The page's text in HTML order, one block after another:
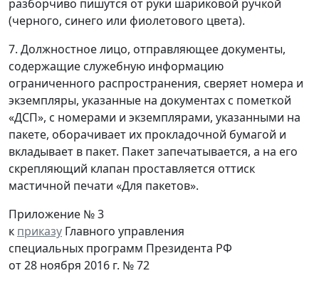
разборчиво пишутся от руки шариковой ручкой
(черного, синего или фиолетового цвета).
7. Должностное лицо, отправляющее документы,
содержащие служебную информацию
ограниченного распространения, сверяет номера и
экземпляры, указанные на документах с пометкой
«ДСП», с номерами и экземплярами, указанными на
пакете, оборачивает их прокладочной бумагой и
вкладывает в пакет. Пакет запечатывается, а на его
скрепляющий клапан проставляется оттиск
мастичной печати «Для пакетов».
Приложение № 3
к приказу Главного управления
специальных программ Президента РФ
от 28 ноября 2016 г. № 72